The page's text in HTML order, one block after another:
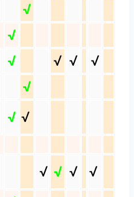
√
√
√
√ √
√
√
√ √
√ √ √ √